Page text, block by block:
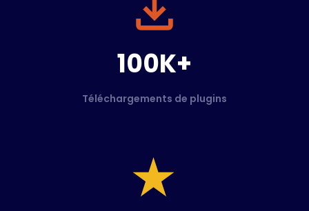
100K+
Téléchargements de plugins